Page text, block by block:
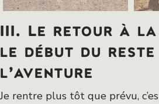
III. Le retour à la
le début du reste
l’aventure
Je rentre plus tôt que prévu,